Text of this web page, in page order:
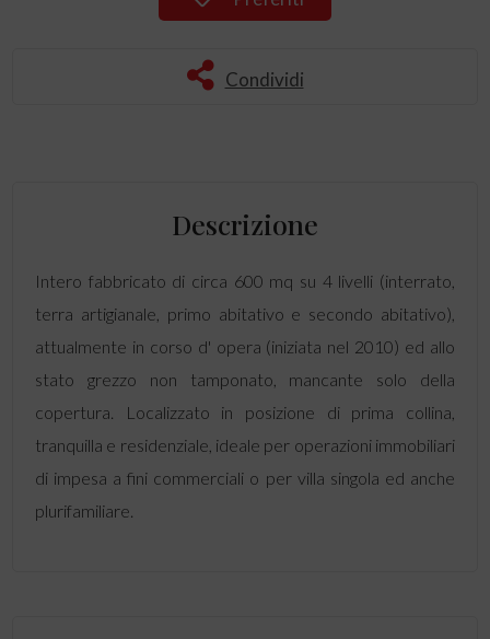
Condividi
Descrizione
Intero fabbricato di circa 600 mq su 4 livelli (interrato,
terra artigianale, primo abitativo e secondo abitativo),
attualmente in corso d' opera (iniziata nel 2010) ed allo
stato grezzo non tamponato, mancante solo della
copertura. Localizzato in posizione di prima collina,
tranquilla e residenziale, ideale per operazioni immobiliari
di impesa a fini commerciali o per villa singola ed anche
plurifamiliare.